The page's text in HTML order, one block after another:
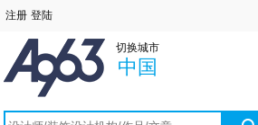
切换城市
中国
首页
资讯中心